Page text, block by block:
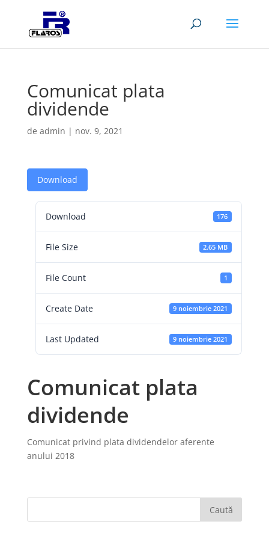
Comunicat plata
dividende
de admin | nov. 9, 2021
Download
Download 176
File Size 2.65 MB
File Count 1
Create Date 9 noiembrie 2021
Last Updated 9 noiembrie 2021
Comunicat plata
dividende
Comunicat privind plata dividendelor aferente
anului 2018
Caută